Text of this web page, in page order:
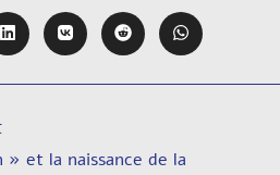
et la naissance de la